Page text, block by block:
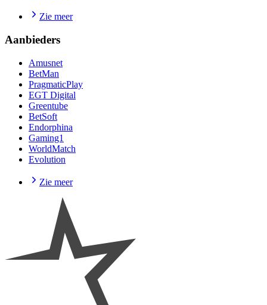
Zie meer
Aanbieders
Amusnet
BetMan
PragmaticPlay
EGT Digital
Greentube
BetSoft
Endorphina
Gaming1
WorldMatch
Evolution
Zie meer